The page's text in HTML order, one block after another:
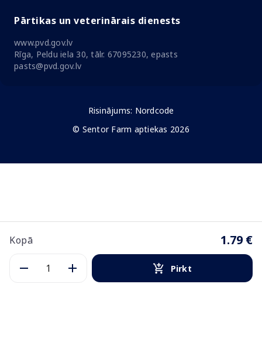
Kopā 1.79 €
Pirkt
Pārtikas un veterinārais dienests
www.pvd.gov.lv
Rīga, Peldu iela 30, tālr. 67095230, epasts
pasts@pvd.gov.lv
Risinājums: Nordcode
© Sentor Farm aptiekas 2026